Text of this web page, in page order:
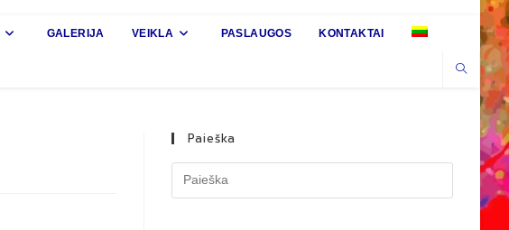
GALERIJA VEIKLA PASLAUGOS KONTAKTAI
Paieška